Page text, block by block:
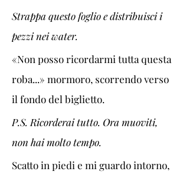
Strappa questo foglio e distribuisci i
pezzi nei water.
«Non posso ricordarmi tutta questa
roba...» mormoro, scorrendo verso
il fondo del biglietto.
P.S. Ricorderai tutto. Ora muoviti,
non hai molto tempo.
Scatto in piedi e mi guardo intorno,